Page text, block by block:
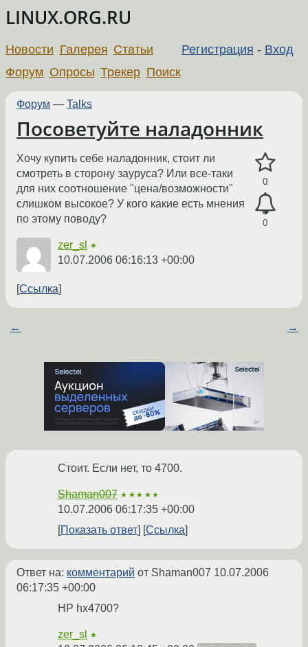
LINUX.ORG.RU
Регистрация - Вход
Новости Галерея Статьи
Форум Опросы Трекер Поиск
Форум — Talks
Посоветуйте наладонник
0
0
Хочу купить себе наладонник, стоит ли
смотреть в сторону зауруса? Или все-таки
для них соотношение "цена/возможности"
слишком высокое? У кого какие есть мнения
по этому поводу?
zer_sl ★
10.07.2006 06:16:13 +00:00
Ссылка
← →
Стоит. Если нет, то 4700.
Shaman007 ★★★★★
10.07.2006 06:17:35 +00:00
Показать ответ
Ссылка
Ответ на: комментарий от Shaman007 10.07.2006
06:17:35 +00:00
HP hx4700?
zer_sl ★